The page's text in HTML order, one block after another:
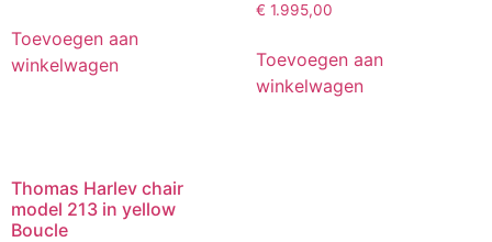
Toevoegen aan
winkelwagen
€ 1.995,00
Toevoegen aan
winkelwagen
Thomas Harlev chair
model 213 in yellow
Boucle